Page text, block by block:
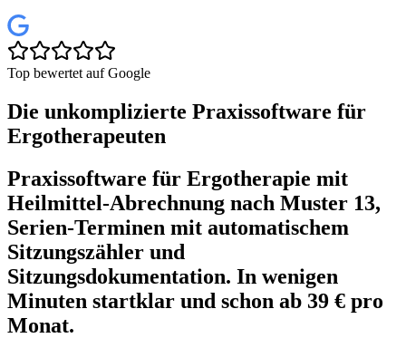
Top bewertet auf Google
Die unkomplizierte Praxissoftware für
Ergotherapeuten
Praxissoftware für Ergotherapie mit
Heilmittel-Abrechnung nach Muster 13,
Serien-Terminen mit automatischem
Sitzungszähler und
Sitzungsdokumentation. In wenigen
Minuten startklar und schon ab 39 € pro
Monat.